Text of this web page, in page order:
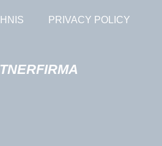
PRIVACY POLICY